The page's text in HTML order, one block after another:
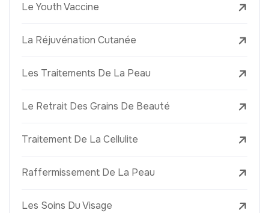
Le Youth Vaccine
La Réjuvénation Cutanée
Les Traitements De La Peau
Le Retrait Des Grains De Beauté
Traitement De La Cellulite
Raffermissement De La Peau
Les Soins Du Visage